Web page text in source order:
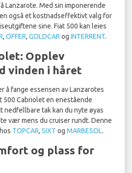
Lanzarote. Med sin imponerende
også et kostnadseffektivt valg for
sine. Fiat 500 kan leies
, OFFER, GOLDCAR og INTERRENT.
Opplev
vinden i håret
å fange essensen av Lanzarotes
500 Cabriolet en enestående
nedfellbare tak kan du nyte øyas
vær mens du cruiser rundt. Denne
TOPCAR, SIXT og MARBESOL.
og plass for